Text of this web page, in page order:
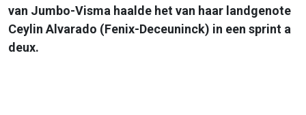
van Jumbo-Visma haalde het van haar landgenote
Ceylin Alvarado (Fenix-Deceuninck) in een sprint a
deux.